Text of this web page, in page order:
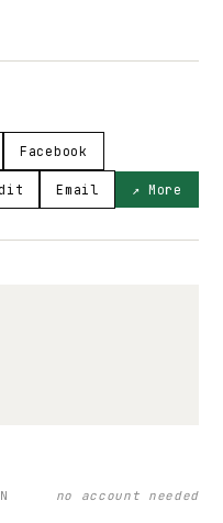
Facebook
Email ↗ More
no account needed